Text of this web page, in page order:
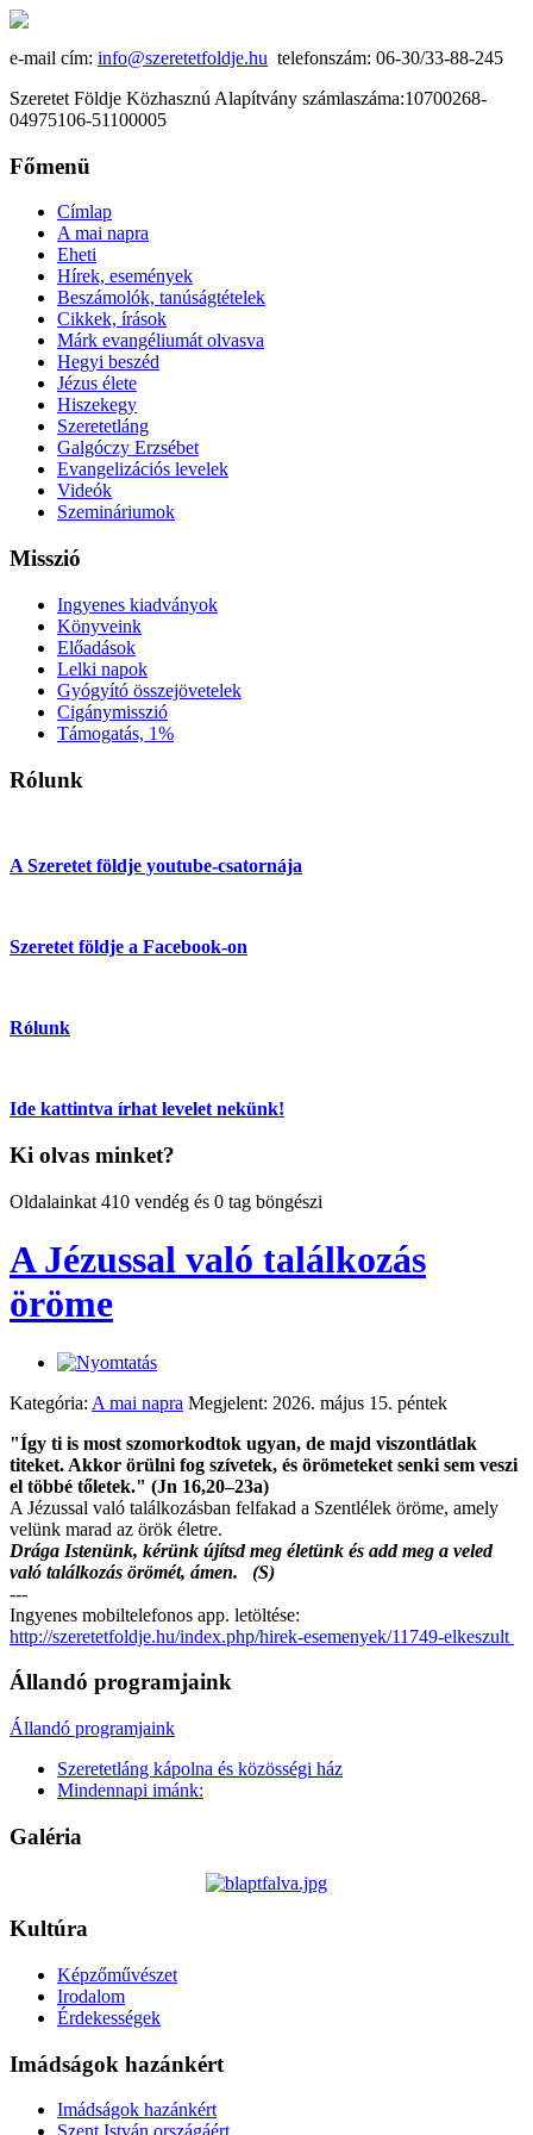
e-mail cím: info@szeretetfoldje.hu telefonszám: 06-30/33-88-245
Szeretet Földje Közhasznú Alapítvány számlaszáma:10700268-
04975106-51100005
Főmenü
Címlap
A mai napra
Eheti
Hírek, események
Beszámolók, tanúságtételek
Cikkek, írások
Márk evangéliumát olvasva
Hegyi beszéd
Jézus élete
Hiszekegy
Szeretetláng
Galgóczy Erzsébet
Evangelizációs levelek
Videók
Szemináriumok
Misszió
Ingyenes kiadványok
Könyveink
Előadások
Lelki napok
Gyógyító összejövetelek
Cigánymisszió
Támogatás, 1%
Rólunk
A Szeretet földje youtube-csatornája
Szeretet földje a Facebook-on
Rólunk
Ide kattintva írhat levelet nekünk!
Ki olvas minket?
Oldalainkat 410 vendég és 0 tag böngészi
A Jézussal való találkozás
öröme
Kategória: A mai napra Megjelent: 2026. május 15. péntek
"Így ti is most szomorkodtok ugyan, de majd viszontlátlak
titeket. Akkor örülni fog szívetek, és örömeteket senki sem veszi
el többé tőletek." (Jn 16,20–23a)
A Jézussal való találkozásban felfakad a Szentlélek öröme, amely
velünk marad az örök életre.
Drága Istenünk, kérünk újítsd meg életünk és add meg a veled
való találkozás örömét, ámen. (S)
---
Ingyenes mobiltelefonos app. letöltése:
http://szeretetfoldje.hu/index.php/hirek-esemenyek/11749-elkeszult
Állandó programjaink
Állandó programjaink
Szeretetláng kápolna és közösségi ház
Mindennapi imánk:
Galéria
Kultúra
Képzőművészet
Irodalom
Érdekességek
Imádságok hazánkért
Imádságok hazánkért